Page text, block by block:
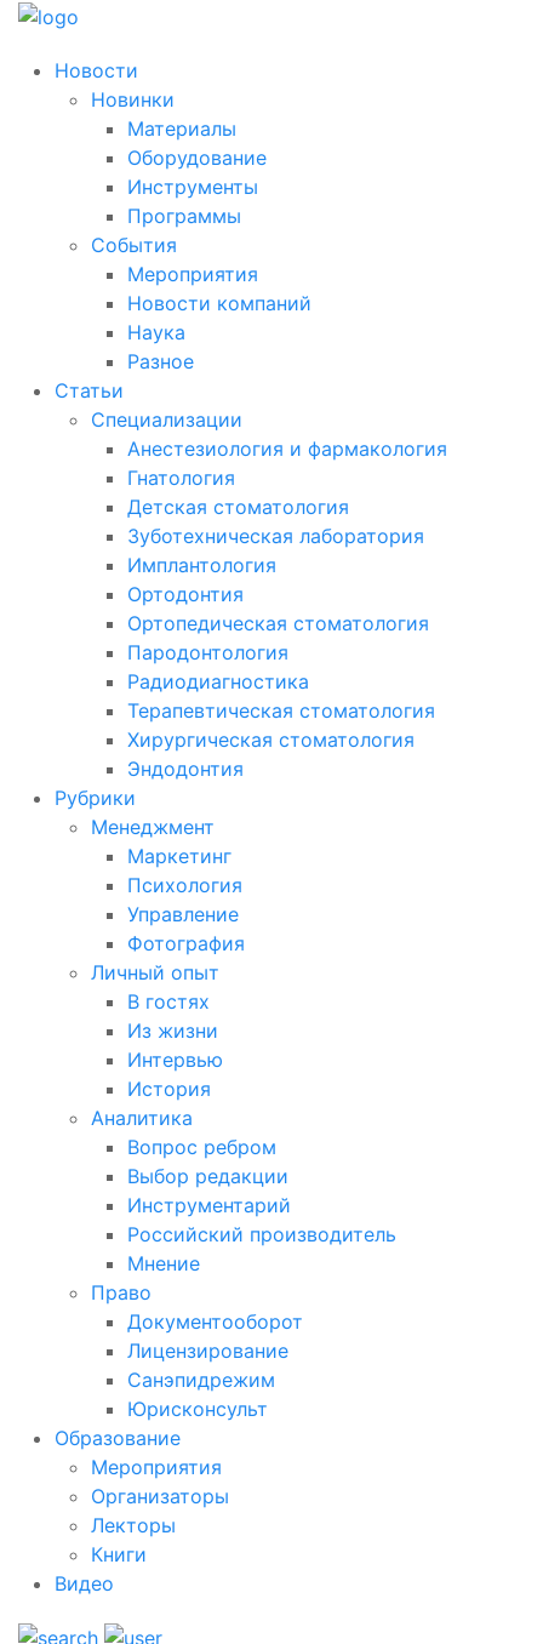
Новости
Новинки
Материалы
Оборудование
Инструменты
Программы
События
Мероприятия
Новости компаний
Наука
Разное
Статьи
Специализации
Анестезиология и фармакология
Гнатология
Детская стоматология
Зуботехническая лаборатория
Имплантология
Ортодонтия
Ортопедическая стоматология
Пародонтология
Радиодиагностика
Терапевтическая стоматология
Хирургическая стоматология
Эндодонтия
Рубрики
Менеджмент
Маркетинг
Психология
Управление
Фотография
Личный опыт
В гостях
Из жизни
Интервью
История
Аналитика
Вопрос ребром
Выбор редакции
Инструментарий
Российский производитель
Мнение
Право
Документооборот
Лицензирование
Санэпидрежим
Юрисконсульт
Образование
Мероприятия
Организаторы
Лекторы
Книги
Видео